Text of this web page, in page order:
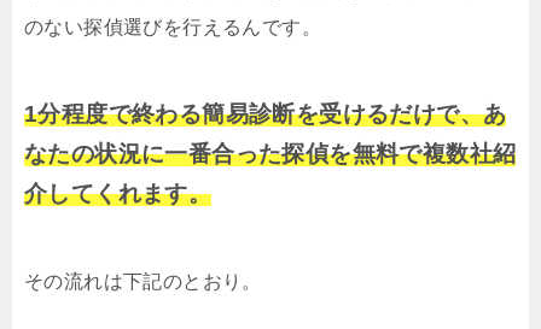
のない探偵選びを行えるんです。
1分程度で終わる簡易診断を受けるだけで、あ
なたの状況に一番合った探偵を無料で複数社紹
介してくれます。
その流れは下記のとおり。